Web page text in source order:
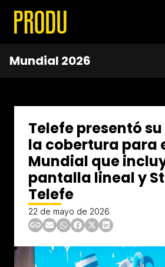
Mundial 2026
Telefe presentó
la cobertura para
Mundial que
pantalla lineal y
Telefe
22 de mayo de 2026